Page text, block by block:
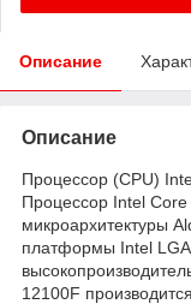
Описание
Описание
Процессор (CPU)
Процессор Intel Core
микроархитектуры
платформы Intel
12100F